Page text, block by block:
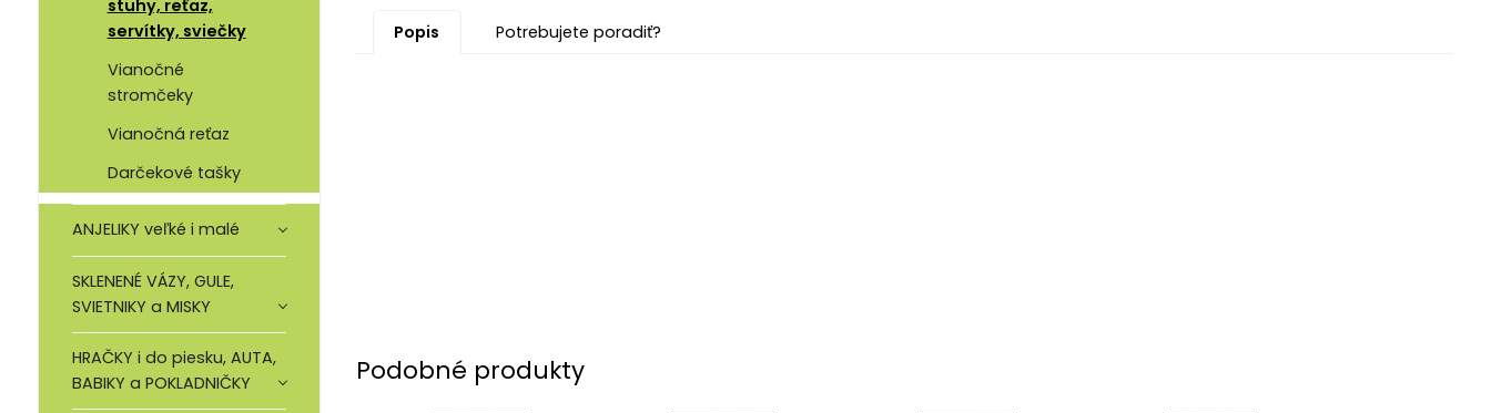
stuhy, reťaz,
servítky, sviečky
Vianočné
stromčeky
Vianočná reťaz
Darčekové tašky
ANJELIKY veľké i malé
SKLENENÉ VÁZY, GULE,
SVIETNIKY a MISKY
HRAČKY i do piesku, AUTA,
BABIKY a POKLADNIČKY
Popis Potrebujete poradiť?
Podobné produkty